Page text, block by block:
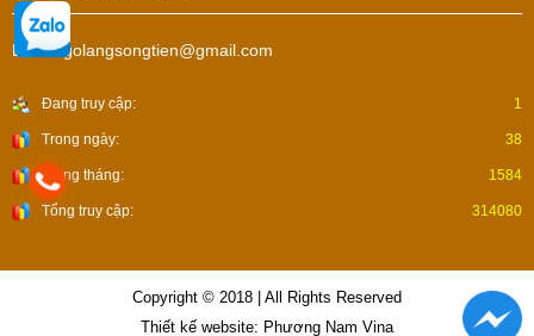
Email: golangsongtien@gmail.com
Đang truy cập: 1
Trong ngày: 38
Trong tháng: 1584
Tổng truy cập: 314080
Copyright © 2018 | All Rights Reserved
Thiết kế website: Phương Nam Vina